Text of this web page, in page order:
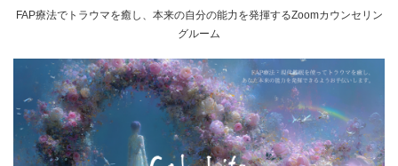
FAP療法でトラウマを癒し、本来の自分の能力を発揮するZoomカウンセリン
グルーム